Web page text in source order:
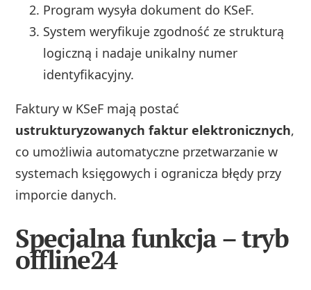
Program wysyła dokument do KSeF.
System weryfikuje zgodność ze strukturą
logiczną i nadaje unikalny numer
identyfikacyjny.
Faktury w KSeF mają postać
ustrukturyzowanych faktur elektronicznych,
co umożliwia automatyczne przetwarzanie w
systemach księgowych i ogranicza błędy przy
imporcie danych.
Specjalna funkcja – tryb
offline24